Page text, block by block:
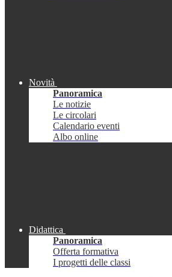
Novità
Panoramica
Le notizie
Le circolari
Calendario eventi
Albo online
Didattica
Panoramica
Offerta formativa
I progetti delle classi